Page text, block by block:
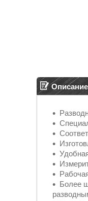
Описание
Более